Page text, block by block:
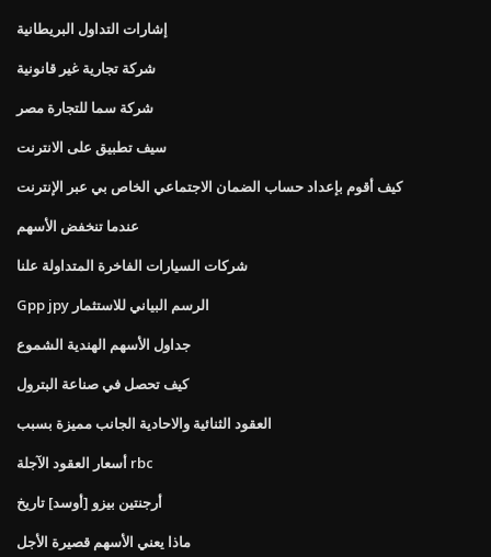
إشارات التداول البريطانية
شركة تجارية غير قانونية
شركة سما للتجارة مصر
سيف تطبيق على الانترنت
كيف أقوم بإعداد حساب الضمان الاجتماعي الخاص بي عبر الإنترنت
عندما تنخفض الأسهم
شركات السيارات الفاخرة المتداولة علنا
Gpp jpy الرسم البياني للاستثمار
جداول الأسهم الهندية الشموع
كيف تحصل في صناعة البترول
العقود الثنائية والاحادية الجانب مميزة بسبب
أسعار العقود الآجلة rbc
أرجنتين بيزو [أوسد] تاريخ
ماذا يعني الأسهم قصيرة الأجل